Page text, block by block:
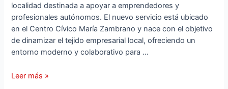
localidad destinada a apoyar a emprendedores y
profesionales autónomos. El nuevo servicio está ubicado
en el Centro Cívico María Zambrano y nace con el objetivo
de dinamizar el tejido empresarial local, ofreciendo un
entorno moderno y colaborativo para …
Leer más »